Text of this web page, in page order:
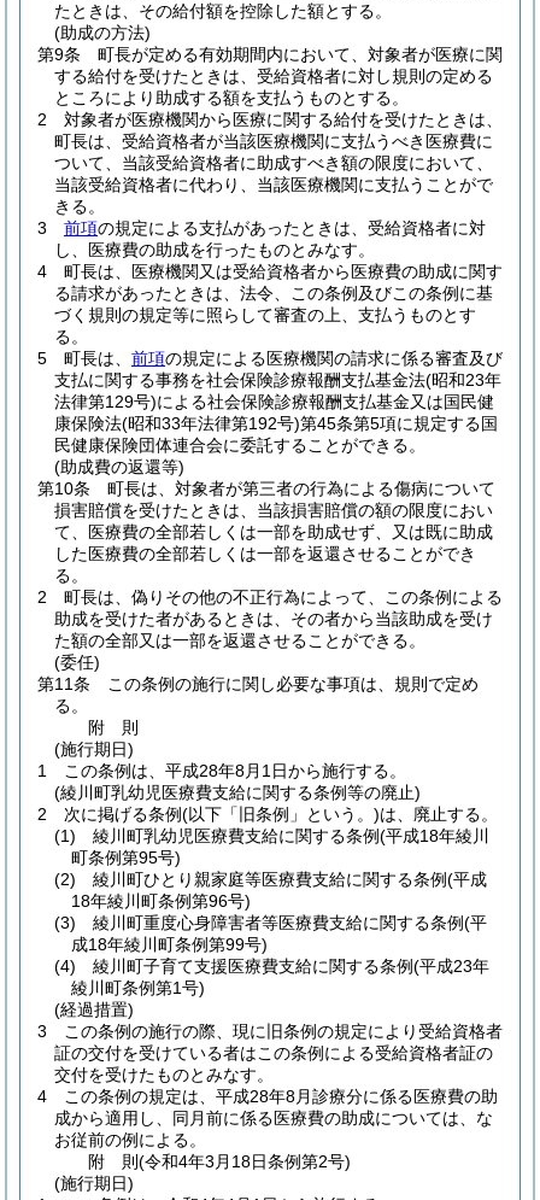
たときは、その給付額を控除した額とする。
(助成の方法)
第9条
町長が定める有効期間内において、対象者が医療に関
する給付を受けたときは、受給資格者に対し規則の定める
ところにより助成する額を支払うものとする。
2
対象者が医療機関から医療に関する給付を受けたときは、
町長は、受給資格者が当該医療機関に支払うべき医療費に
ついて、当該受給資格者に助成すべき額の限度において、
当該受給資格者に代わり、当該医療機関に支払うことがで
きる。
3
前項の規定による支払があったときは、受給資格者に対
し、医療費の助成を行ったものとみなす。
4
町長は、医療機関又は受給資格者から医療費の助成に関す
る請求があったときは、法令、この条例及びこの条例に基
づく規則の規定等に照らして審査の上、支払うものとす
る。
5
町長は、 前項の規定による医療機関の請求に係る審査及び
支払に関する事務を社会保険診療報酬支払基金法(昭和23年
法律第129号)による社会保険診療報酬支払基金又は国民健
康保険法(昭和33年法律第192号)第45条第5項に規定する国
民健康保険団体連合会に委託することができる。
(助成費の返還等)
第10条
町長は、対象者が第三者の行為による傷病について
損害賠償を受けたときは、当該損害賠償の額の限度におい
て、医療費の全部若しくは一部を助成せず、又は既に助成
した医療費の全部若しくは一部を返還させることができ
る。
2
町長は、偽りその他の不正行為によって、この条例による
助成を受けた者があるときは、その者から当該助成を受け
た額の全部又は一部を返還させることができる。
(委任)
第11条
この条例の施行に関し必要な事項は、規則で定め
る。
附 則
(施行期日)
1
この条例は、平成28年8月1日から施行する。
(綾川町乳幼児医療費支給に関する条例等の廃止)
2
次に掲げる条例(以下「旧条例」という。)は、廃止する。
(1)
綾川町乳幼児医療費支給に関する条例(平成18年綾川
町条例第95号)
(2)
綾川町ひとり親家庭等医療費支給に関する条例(平成
18年綾川町条例第96号)
(3)
綾川町重度心身障害者等医療費支給に関する条例(平
成18年綾川町条例第99号)
(4)
綾川町子育て支援医療費支給に関する条例(平成23年
綾川町条例第1号)
(経過措置)
3
この条例の施行の際、現に旧条例の規定により受給資格者
証の交付を受けている者はこの条例による受給資格者証の
交付を受けたものとみなす。
4
この条例の規定は、平成28年8月診療分に係る医療費の助
成から適用し、同月前に係る医療費の助成については、な
お従前の例による。
附 則(令和4年3月18日条例第2号)
(施行期日)